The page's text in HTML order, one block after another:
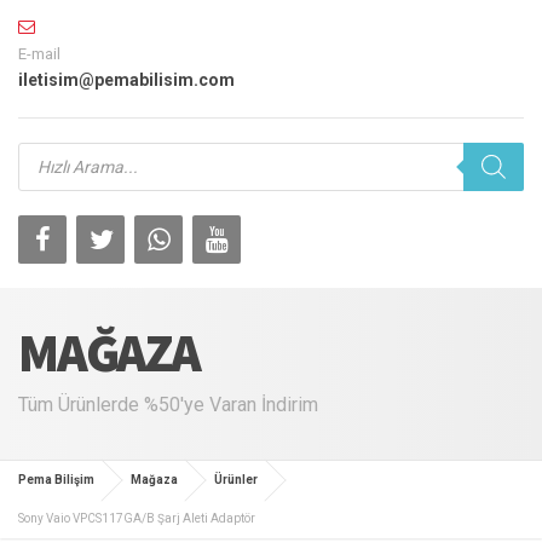
E-mail
iletisim@pemabilisim.com
Products
search
MAĞAZA
Tüm Ürünlerde %50'ye Varan İndirim
Pema Bilişim Mağaza Ürünler
Sony Vaio VPCS117GA/B Şarj Aleti Adaptör